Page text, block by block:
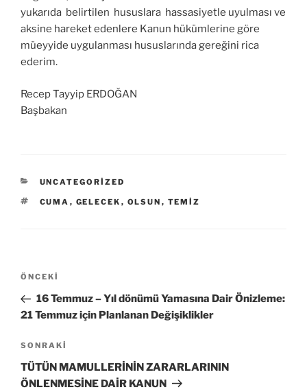
yukarıda belirtilen hususlara hassasiyetle uyulması ve
aksine hareket edenlere Kanun hükümlerine göre
müeyyide uygulanması hususlarında gereğini rica
ederim.
Recep Tayyip ERDOĞAN
Başbakan
KATEGORILER
UNCATEGORIZED
ETIKETLER
CUMA , GELECEK , OLSUN , TEMIZ
Yazı
Önceki
Yazı
ÖNCEKI
16 Temmuz – Yıl dönümü Yamasına Dair Önizleme:
21 Temmuz için Planlanan Değişiklikler
Sonraki
Yazı
SONRAKI
TÜTÜN MAMULLERİNİN ZARARLARININ
ÖNLENMESİNE DAİR KANUN